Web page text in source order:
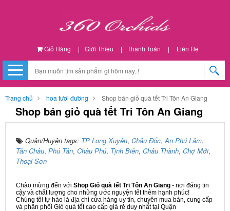
Giỏ Hàng | Giới Thiệu | Thanh Toán | Liên Hệ
Trang chủ hoa tươi đường Shop bán giỏ quà tết Tri Tôn An Giang
Shop bán giỏ quà tết Tri Tôn An Giang
Quận/Huyện tags: TP Long Xuyên, Châu Đốc,An Phú Lâm,
Tân Châu, Phú Tân, Châu Phú, Tịnh Biên, Châu Thành, Chợ Mới,
Thoại Sơn
Chào mừng đến với Shop Giỏ quà tết Tri Tôn An Giang - nơi đáng tin
cậy và chất lượng cho những ước nguyện tết thêm hạnh phúc!
Chúng tôi tự hào là địa chỉ cửa hàng uy tín, chuyên mua bán, cung cấp
và phân phối Giỏ quà tết cao cấp giá rẻ duy nhất tại Quận